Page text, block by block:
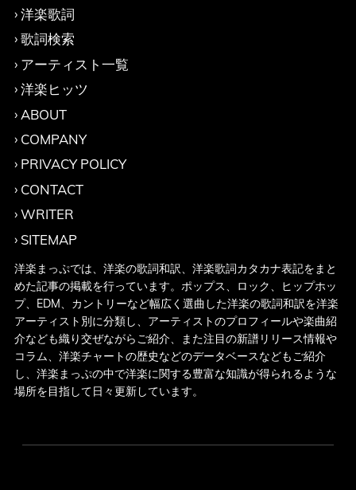
洋楽歌詞
歌詞検索
アーティスト一覧
洋楽ヒッツ
ABOUT
COMPANY
PRIVACY POLICY
CONTACT
WRITER
SITEMAP
洋楽まっぷでは、洋楽の歌詞和訳、洋楽歌詞カタカナ表記をまと
めた記事の掲載を行っています。ポップス、ロック、ヒップホッ
プ、EDM、カントリーなど幅広く選曲した洋楽の歌詞和訳を洋楽
アーティスト別に分類し、アーティストのプロフィールや楽曲紹
介なども織り交ぜながらご紹介、また注目の新譜リリース情報や
コラム、洋楽チャートの歴史などのデータベースなどもご紹介
し、洋楽まっぷの中で洋楽に関する豊富な知識が得られるような
場所を目指して日々更新しています。